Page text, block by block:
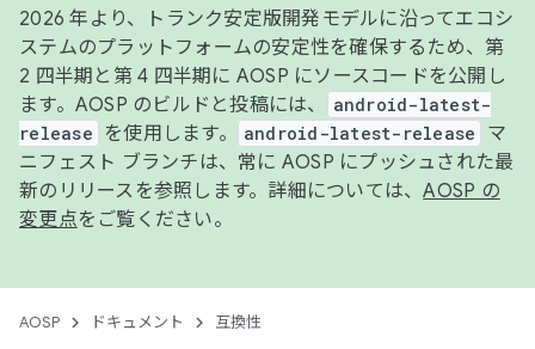
2026 年より、トランク安定版開発モデルに沿ってエコシ
ステムのプラットフォームの安定性を確保するため、第
2 四半期と第 4 四半期に AOSP にソースコードを公開し
ます。AOSP のビルドと投稿には、
android-latest-
release
を使用します。 android-latest-release
マ
ニフェスト ブランチは、常に AOSP にプッシュされた最
新のリリースを参照します。詳細については、AOSP の
変更点をご覧ください。
AOSP ドキュメント 互換性